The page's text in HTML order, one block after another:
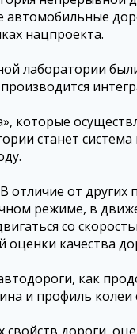
автомобильные
нацпроекта.
лаборатории
которые
станет
отличие от
режиме, в
со
оценки качества
как
и профиль